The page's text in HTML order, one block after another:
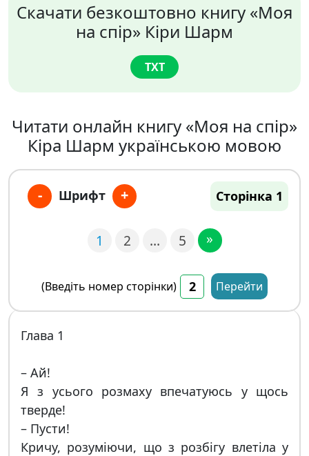
Скачати безкоштовно книгу «Моя
на спір» Кіри Шарм
TXT
Читати онлайн книгу «Моя на спір»
Кіра Шарм українською мовою
- Шрифт + Сторінка 1
1 2 … 5 »
(Введіть номер сторінки) Перейти
Глава 1
– Ай!
Я з усього розмаху впечатуюсь у щось
тверде!
– Пусти!
Кричу, розуміючи, що з розбігу влетіла у